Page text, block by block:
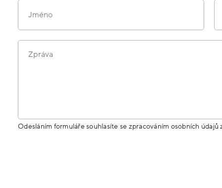
Jméno
Zpráva
Odesláním formuláře souhlasíte se zpracováním osobních údajů